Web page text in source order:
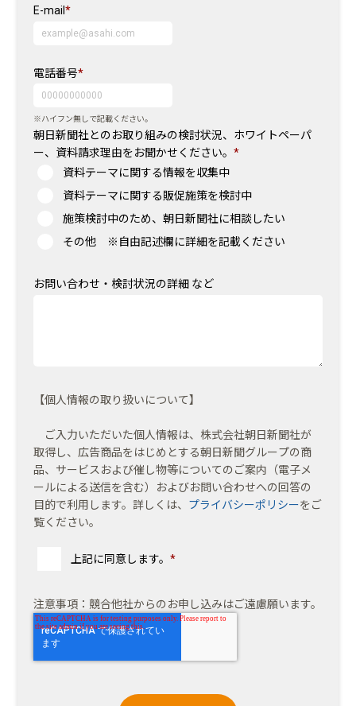
E-mail*
電話番号*
※ハイフン無しで記載ください。
朝日新聞社とのお取り組みの検討状況、ホワイトペーパ
ー、資料請求理由をお聞かせください。*
資料テーマに関する情報を収集中
資料テーマに関する販促施策を検討中
施策検討中のため、朝日新聞社に相談したい
その他 ※自由記述欄に詳細を記載ください
お問い合わせ・検討状況の詳細 など
【個人情報の取り扱いについて】
ご入力いただいた個人情報は、株式会社朝日新聞社が
取得し、広告商品をはじめとする朝日新聞グループの商
品、サービスおよび催し物等についてのご案内（電子メ
ールによる送信を含む）およびお問い合わせへの回答の
目的で利用します。詳しくは、 プライバシーポリシーをご
覧ください。
上記に同意します。*
注意事項：競合他社からのお申し込みはご遠慮願います。